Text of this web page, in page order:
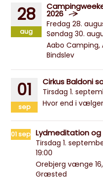
28
aug
2026
Fredag 28.
Søndag 30.
Aabo Camping,
Bindslev
01
sep
Cirkus Baldoni
Tirsdag 1.
Hvor end i
01sep Lydmeditation og
Tirsdag 1.
19:00
Orebjerg vænge
Græsted